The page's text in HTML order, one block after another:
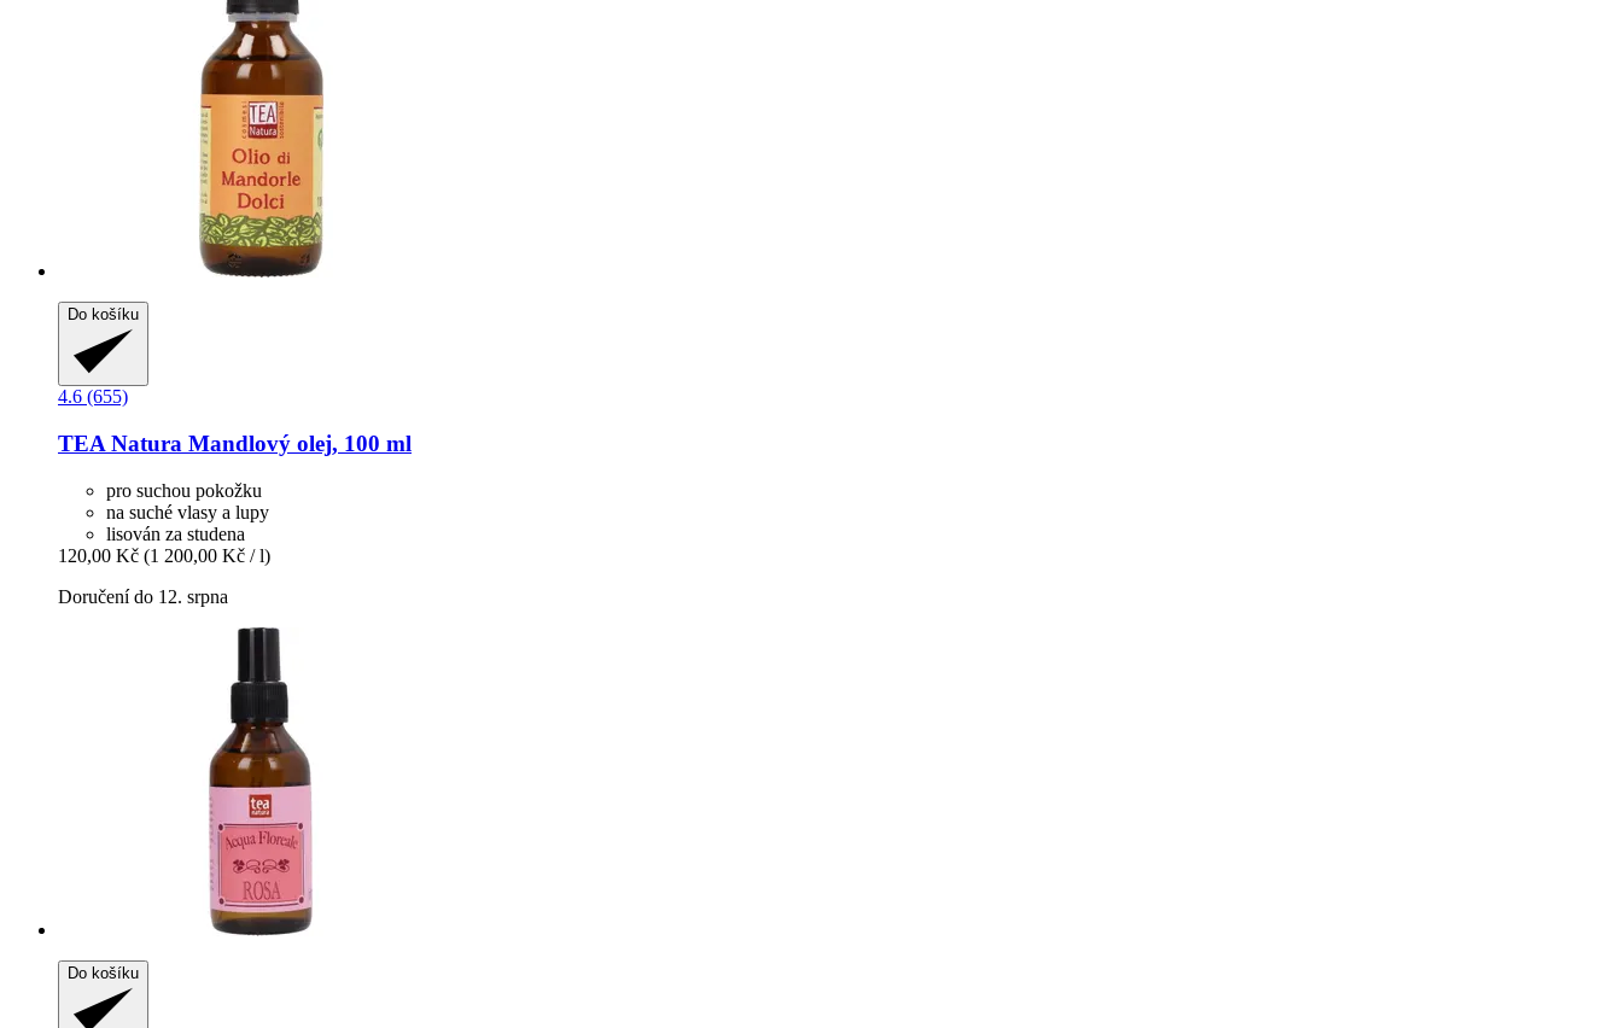
Do košíku
4.6 (655)
TEA Natura Mandlový olej, 100 ml
pro suchou pokožku
na suché vlasy a lupy
lisován za studena
120,00 Kč (1 200,00 Kč / l)
Doručení do 12. srpna
Do košíku